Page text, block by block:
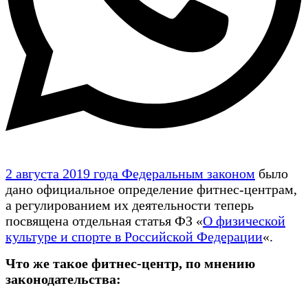
2 августа 2019 года Федеральным законом было
дано официальное определение фитнес-центрам,
а регулированием их деятельности теперь
посвящена отдельная статья ФЗ «О физической
культуре и спорте в Российской Федерации«.
Что же такое фитнес-центр, по мнению
законодательства: